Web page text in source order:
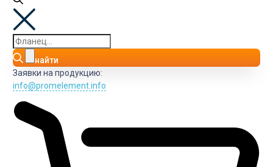
найти
Заявки на продукцию:
info@promelement.info